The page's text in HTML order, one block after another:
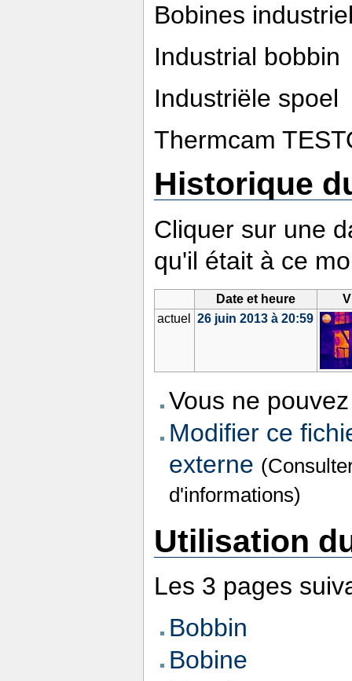
Bobines
Industrial bobbin
Industriële spoel
Thermcam
Historique
Cliquer sur une
qu'il était à ce
Date et heure
actuel
26 juin 2013 à 20:59
Vous ne
Modifier ce
externe
d'informations)
Utilisation
Les 3 pages
Bobbin
Bobine